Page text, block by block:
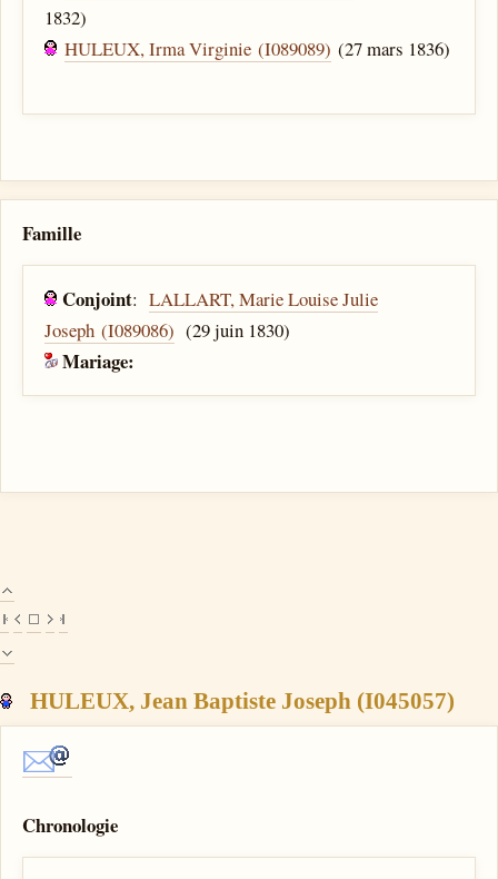
1832)
HULEUX, Irma Virginie (I089089) (27 mars 1836)
Famille
Conjoint:LALLART, Marie Louise Julie
Joseph (I089086) (29 juin 1830)
Mariage:
HULEUX, Jean Baptiste Joseph (I045057)
Chronologie